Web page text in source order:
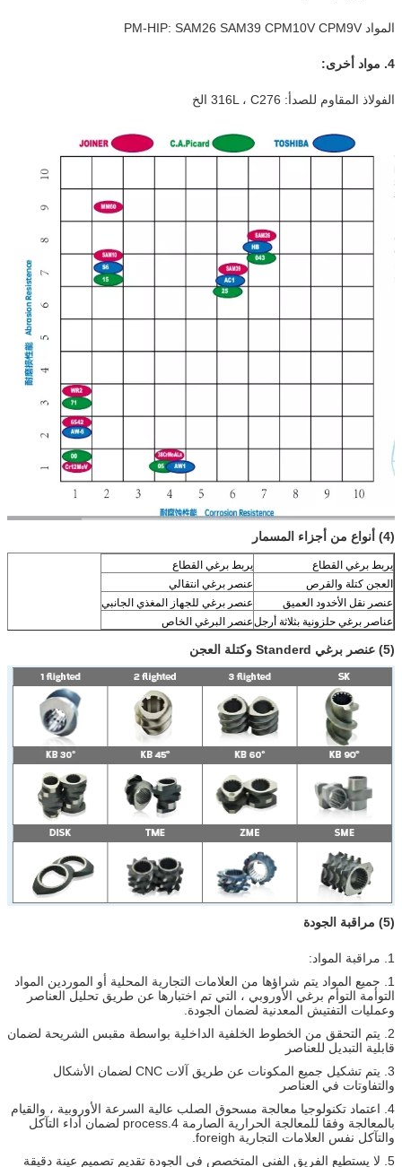
المواد PM-HIP: SAM26 SAM39 CPM10V CPM9V
4. مواد أخرى:
الفولاذ المقاوم للصدأ: 316L ، C276 الخ
(4) أنواع من أجزاء المسمار
يربط برغي القطاع
يربط برغي القطاع
العجن كتلة والقرص
عنصر برغي انتقالي
عنصر نقل الأخدود العميق
عنصر برغي للجهاز المغذي الجانبي
عناصر برغي حلزونية بثلاثة أرجلعنصر البرغي الخاص
(5) عنصر برغي Standerd وكتلة العجن
(5) مراقبة الجودة
1. مراقبة المواد:
1. جميع المواد يتم شراؤها من العلامات التجارية المحلية أو الموردين المواد
التوأمة التوأم برغي الأوروبي ، التي تم اختبارها عن طريق تحليل العناصر
وعمليات التفتيش المعدنية لضمان الجودة.
2. يتم التحقق من الخطوط الخلفية الداخلية بواسطة مقبس الشريحة لضمان
قابلية التبديل للعناصر
3. يتم تشكيل جميع المكونات عن طريق آلات CNC لضمان الأشكال
والتفاوتات في العناصر
4. اعتماد تكنولوجيا معالجة مسحوق الصلب عالية السرعة الأوروبية ، والقيام
بالمعالجة وفقا للمعالجة الحرارية الصارمة 4.process لضمان أداء التآكل
والتآكل نفس العلامات التجارية foreigh.
5. لا يستطيع الفريق الفني المتخصص في الجودة تقديم تصميم عينة دقيقة